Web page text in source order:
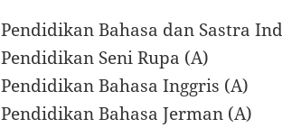
Pendidikan Bahasa dan Sastra
Pendidikan Seni Rupa (A)
Pendidikan Bahasa Inggris (A)
Pendidikan Bahasa Jerman (A)